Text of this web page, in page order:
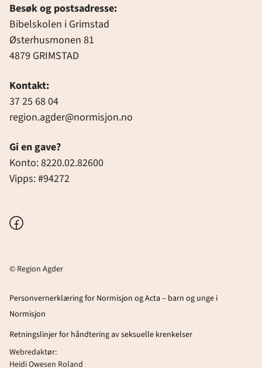
Besøk og postsadresse:
Bibelskolen i Grimstad
Østerhusmonen 81
4879 GRIMSTAD
Kontakt:
37 25 68 04
region.agder@normisjon.no
Gi en gave?
Konto: 8220.02.82600
Vipps: #94272
Facebook
© Region Agder
Personvernerklæring for Normisjon og Acta – barn og unge i
Normisjon
Retningslinjer for håndtering av seksuelle krenkelser
Webredaktør:
Heidi Owesen Roland